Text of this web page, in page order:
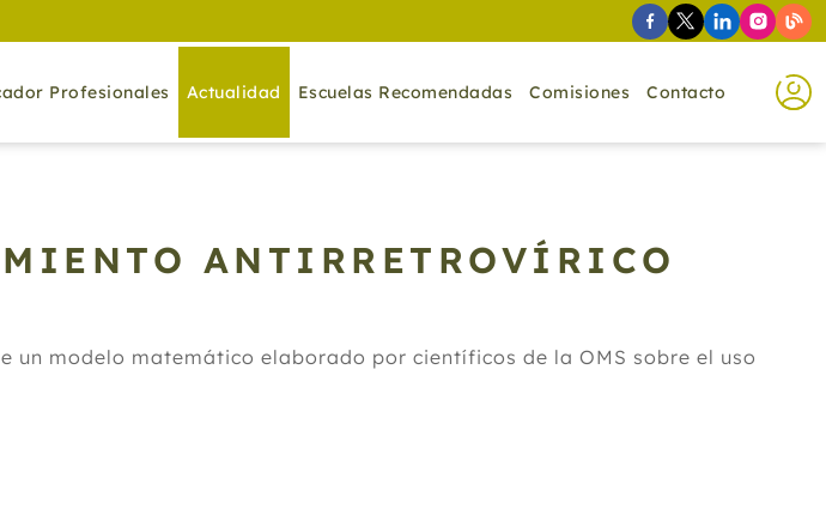
Profesionales Actualidad Escuelas Recomendadas Comisiones Contacto
ANTIRRETROVÍRICO
modelo matemático elaborado por científicos de la OMS sobre el uso